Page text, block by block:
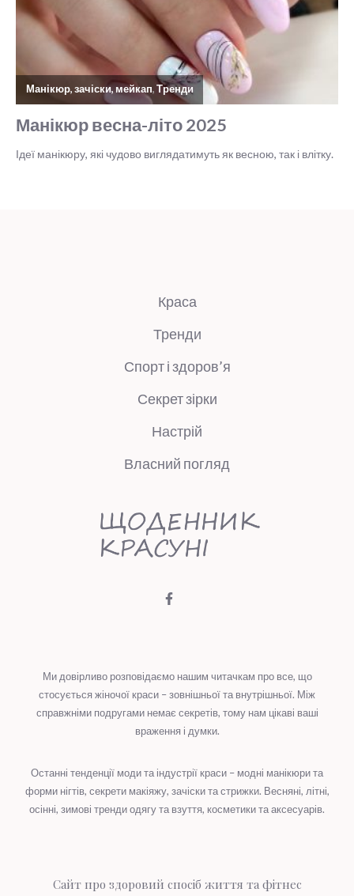
Краса
Тренди
Спорт і здоров’я
Секрет зірки
Настрій
Власний погляд
Ми довірливо розповідаємо нашим читачкам про все, що
стосується жіночої краси – зовнішньої та внутрішньої. Між
справжніми подругами немає секретів, тому нам цікаві ваші
враження і думки.
Останні тенденції моди та індустрії краси – модні манікюри та
форми нігтів, секрети макіяжу, зачіски та стрижки. Весняні, літні,
осінні, зимові тренди одягу та взуття, косметики та аксесуарів.
Сайт про здоровий спосіб життя та фітнес